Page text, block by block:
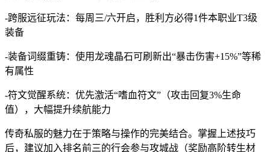
-跨服远征玩法：每周三/六开启，胜利方必得1件本职业T3级
装备
-装备词缀重铸：使用龙魂晶石可刷新出“暴击伤害+15%”等稀
有属性
-符文觉醒系统：优先激活“嗜血符文”（攻击回复3%生命
值），大幅提升续航能力
传奇私服的魅力在于策略与操作的完美结合。掌握上述技巧
后，建议加入排名前三的行会参与攻城战（奖励高阶转生材